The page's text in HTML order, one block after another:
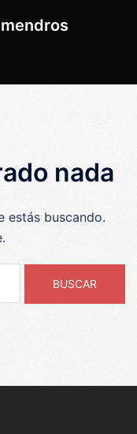
nada
estás buscando.